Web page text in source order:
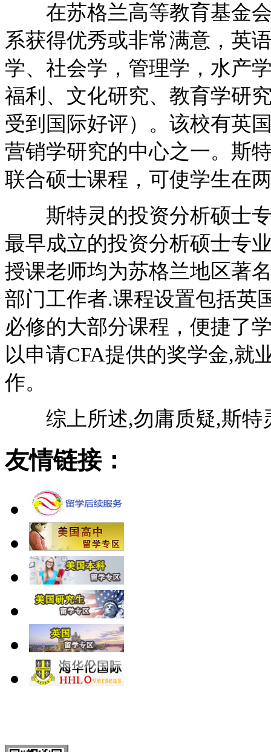
在苏格兰高等教育基金会
系获得优秀或非常满意，英
学、社会学，管理学，水产
福利、文化研究、教育学研
受到国际好评）。该校有英
营销学研究的中心之一。斯
联合硕士课程，可使学生在
斯特灵的投资分析硕士专
最早成立的投资分析硕士专
授课老师均为苏格兰地区著
部门工作者.课程设置包括英
必修的大部分课程，便捷了
以申请CFA提供的奖学金,就
作。
综上所述,勿庸质疑,斯特
友情链接：